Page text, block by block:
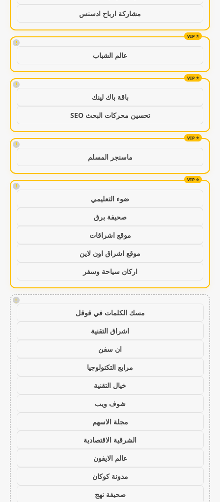
مشاركة ارباح ادسنس
!
عالم الشباب
!
باقة باك لينك
تحسين محركات البحث SEO
!
ماسنجر المسلم
!
ضوء التعليمي
صحيفة برق
موقع اشراقات
موقع اشراق اون لاين
اركان سياحة وسفر
!
مسك الكلمات في قوقل
اشراق التقنية
ان سفن
مرابع التكنولوجيا
خيال التقنية
شوف ويب
مجلة الاسهم
الشرقية الاقتصادية
عالم الايفون
مدونة كوكان
صحيفة نهج